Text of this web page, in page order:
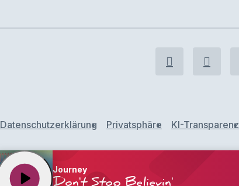
Datenschutzerklärung Privatsphäre KI-Transparenz
Journey
play_arrow